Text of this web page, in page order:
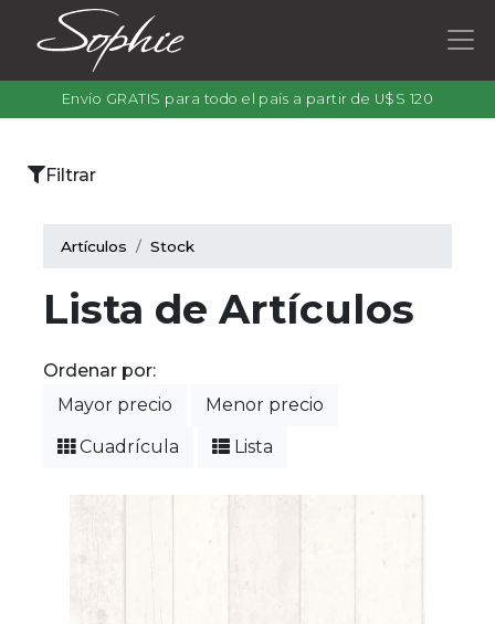
Envío GRATIS para todo el país a partir de U$S 120
×
Filtrar
color
Modelos
Filtrar
Artículos Stock
Lista de Artículos
Ordenar por:
Mayor precio
Menor precio
Cuadrícula
Lista